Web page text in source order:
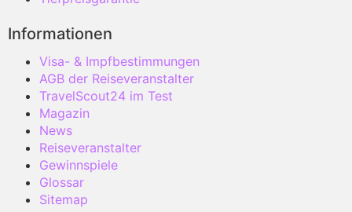
Informationen
Visa- & Impfbestimmungen
AGB der Reiseveranstalter
TravelScout24 im Test
Magazin
News
Reiseveranstalter
Gewinnspiele
Glossar
Sitemap